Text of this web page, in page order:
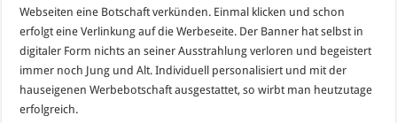
Webseiten eine Botschaft verkünden. Einmal klicken und schon
erfolgt eine Verlinkung auf die Werbeseite. Der Banner hat selbst in
digitaler Form nichts an seiner Ausstrahlung verloren und begeistert
immer noch Jung und Alt. Individuell personalisiert und mit der
hauseigenen Werbebotschaft ausgestattet, so wirbt man heutzutage
erfolgreich.